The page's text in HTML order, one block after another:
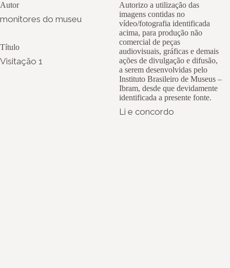
Autor
monitores do museu
Título
Visitação 1
Autorizo a utilização das
imagens contidas no
vídeo/fotografia identificada
acima, para produção não
comercial de peças
audiovisuais, gráficas e demais
ações de divulgação e difusão,
a serem desenvolvidas pelo
Instituto Brasileiro de Museus –
Ibram, desde que devidamente
identificada a presente fonte.
Li e concordo